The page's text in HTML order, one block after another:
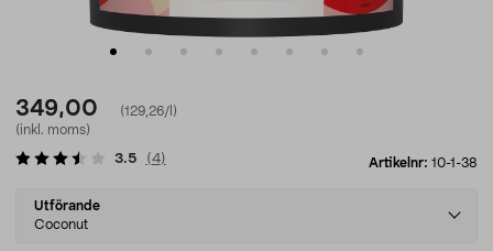
349,00
(129,26/l)
(inkl. moms)
Artikelnr: 10-1-38
3.5 (4)
Select
variant
Utförande
Coconut